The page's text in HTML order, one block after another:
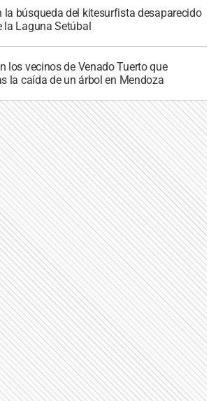
la búsqueda del kitesurfista desaparecido
la Laguna Setúbal
los vecinos de Venado Tuerto que
la caída de un árbol en Mendoza